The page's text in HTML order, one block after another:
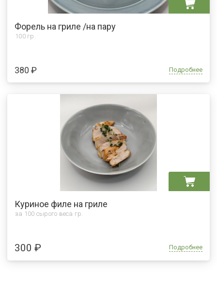
Форель на гриле /на пару
100 гр.
380 ₽ Подробнее
Куриное филе на гриле
за 100 сырого веса гр.
300 ₽ Подробнее